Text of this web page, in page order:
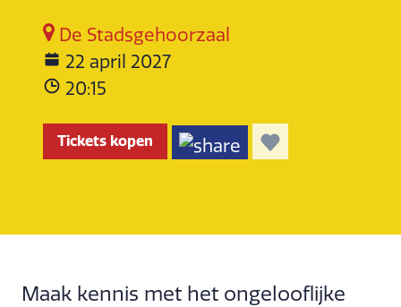
De Stadsgehoorzaal
22 april 2027
20:15
Tickets kopen
Maak kennis met het ongelooflijke